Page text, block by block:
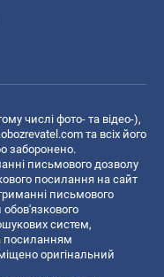
числі фото- та відео-),
та всіх його
заборонено.
письмового дозволу
посилання на сайт
письмового
систем,
посиланням
оригінальний